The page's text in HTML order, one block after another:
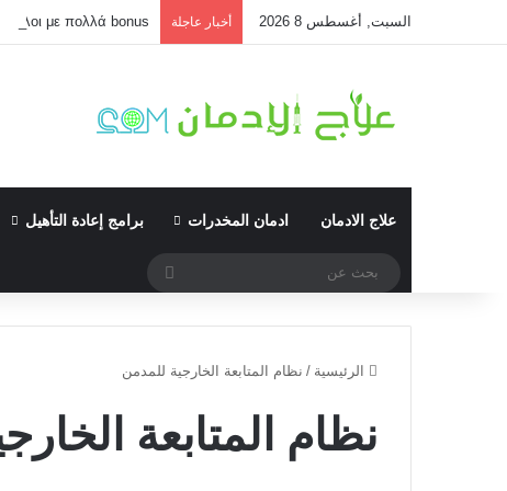
السبت, أغسطس 8 2026 أخبار عاجلة τίτλοι με πολλά bonus
علاج الادمان ادمان المخدرات برامج إعادة التأهيل
الرئيسية / نظام المتابعة الخارجية للمدمن
نظام المتابعة